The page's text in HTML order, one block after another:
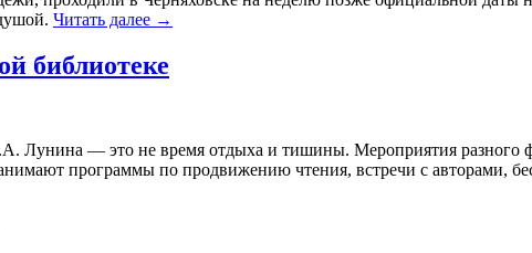
Читать далее →
библиотеке
Лунина — это не время отдыха и тишины. Мероприятия разного
программы по продвижению чтения, встречи с авторами,